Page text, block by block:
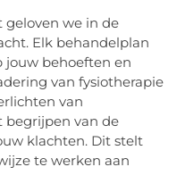
geloven we in de
Elk behandelplan
jouw behoeften en
van fysiotherapie
van
begrijpen van de
klachten. Dit stelt
te werken aan